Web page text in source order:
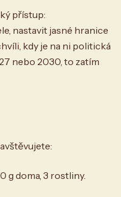
přístup:
nastavit jasné hranice
kdy je na ni politická
nebo 2030, to zatím
g doma, 3 rostliny.